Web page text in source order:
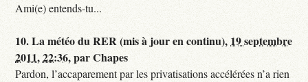
Ami(e) entends-tu...
10.La météo du RER (mis à jour en continu), 19 septembre
2011, 22:36,parChapes
Pardon, l’accaparement par les privatisations accélérées n’a rien